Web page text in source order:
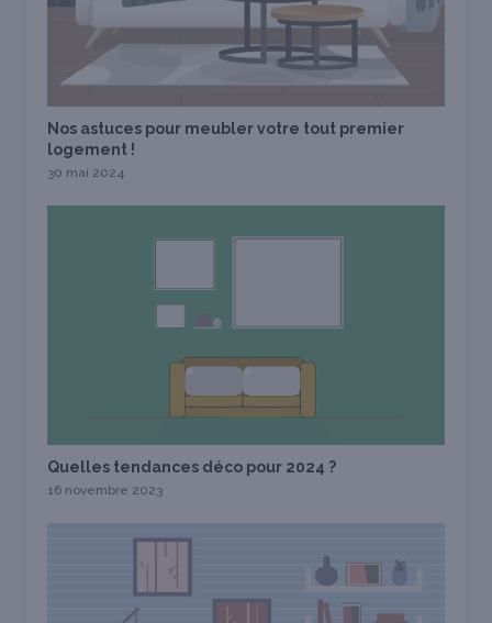
Nos astuces pour meubler votre tout premier
logement !
30 mai 2024
Quelles tendances déco pour 2024 ?
16 novembre 2023